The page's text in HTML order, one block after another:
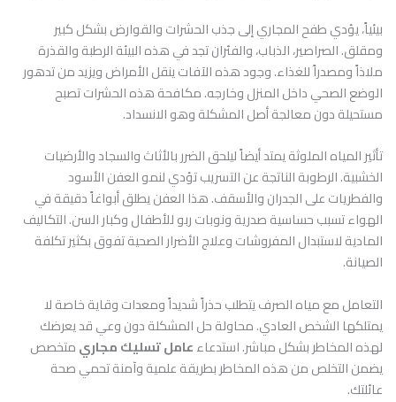
بيئياً، يؤدي طفح المجاري إلى جذب الحشرات والقوارض بشكل كبير
ومقلق. الصراصير، الذباب، والفئران تجد في هذه البيئة الرطبة والقذرة
ملاذاً ومصدراً للغذاء. وجود هذه الآفات ينقل الأمراض ويزيد من تدهور
الوضع الصحي داخل المنزل وخارجه. مكافحة هذه الحشرات تصبح
مستحيلة دون معالجة أصل المشكلة وهو الانسداد.
تأثير المياه الملوثة يمتد أيضاً ليلحق الضرر بالأثاث والسجاد والأرضيات
الخشبية. الرطوبة الناتجة عن التسريب تؤدي لنمو العفن الأسود
والفطريات على الجدران والأسقف. هذا العفن يطلق أبواغاً دقيقة في
الهواء تسبب حساسية صدرية ونوبات ربو للأطفال وكبار السن. التكاليف
المادية لاستبدال المفروشات وعلاج الأضرار الصحية تفوق بكثير تكلفة
الصيانة.
التعامل مع مياه الصرف يتطلب حذراً شديداً ومعدات وقاية خاصة لا
يمتلكها الشخص العادي. محاولة حل المشكلة دون وعي قد يعرضك
لهذه المخاطر بشكل مباشر. استدعاءعامل تسليك مجاريمتخصص
يضمن التخلص من هذه المخاطر بطريقة علمية وآمنة تحمي صحة
عائلتك.